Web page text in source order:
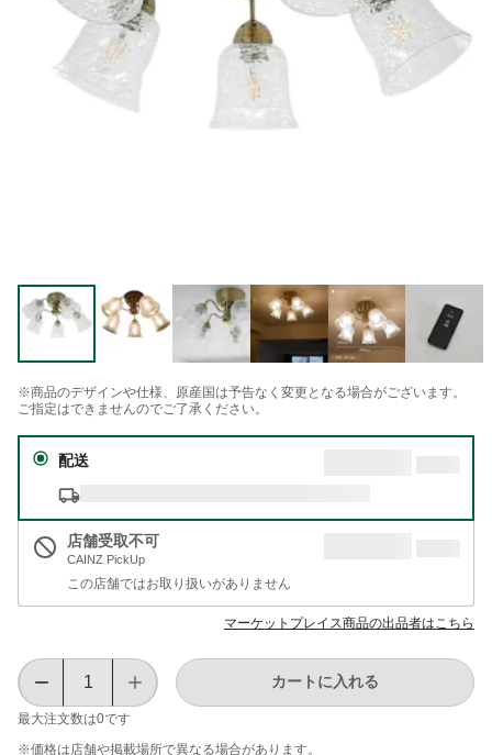
※商品のデザインや仕様、原産国は予告なく変更となる場合がございます。
ご指定はできませんのでご了承ください。
配送
店舗受取不可
CAINZ PickUp
この店舗ではお取り扱いがありません
マーケットプレイス商品の出品者はこちら
最大注文数は0です
カートに入れる
※価格は​店舗や​掲載場所で​異なる​場合が​あります。